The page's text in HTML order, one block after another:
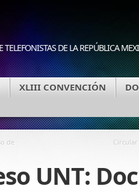
TELEFONISTAS DE LA REPÚBLICA
XLIII CONVENCIÓN
de
UNT: